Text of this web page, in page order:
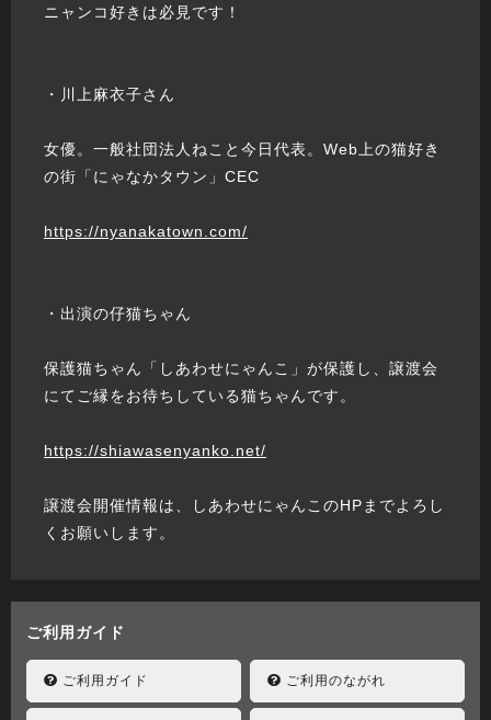
ニャンコ好きは必見です！
・川上麻衣子さん
女優。一般社団法人ねこと今日代表。Web上の猫好き
の街「にゃなかタウン」CEC
https://nyanakatown.com/
・出演の仔猫ちゃん
保護猫ちゃん「しあわせにゃんこ」が保護し、譲渡会
にてご縁をお待ちしている猫ちゃんです。
https://shiawasenyanko.net/
譲渡会開催情報は、しあわせにゃんこのHPまでよろし
くお願いします。
ご利用ガイド
ご利用ガイド ご利用のながれ